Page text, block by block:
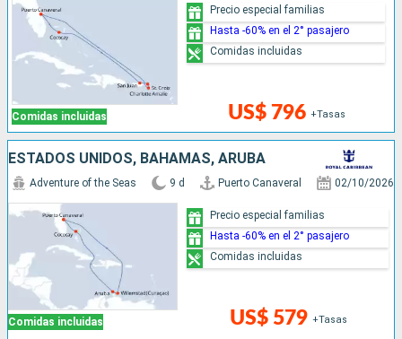
Comidas incluidas US$ 796 +Tasas
Precio especial familias
Hasta -60% en el 2° pasajero
Comidas incluidas
ESTADOS UNIDOS, BAHAMAS, ARUBA
Comidas incluidas
Adventure of the Seas 9 d Puerto Canaveral 02/10/2026
US$ 579 +Tasas
Precio especial familias
Hasta -60% en el 2° pasajero
Comidas incluidas